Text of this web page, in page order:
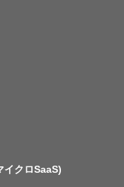
イクロSaaS)